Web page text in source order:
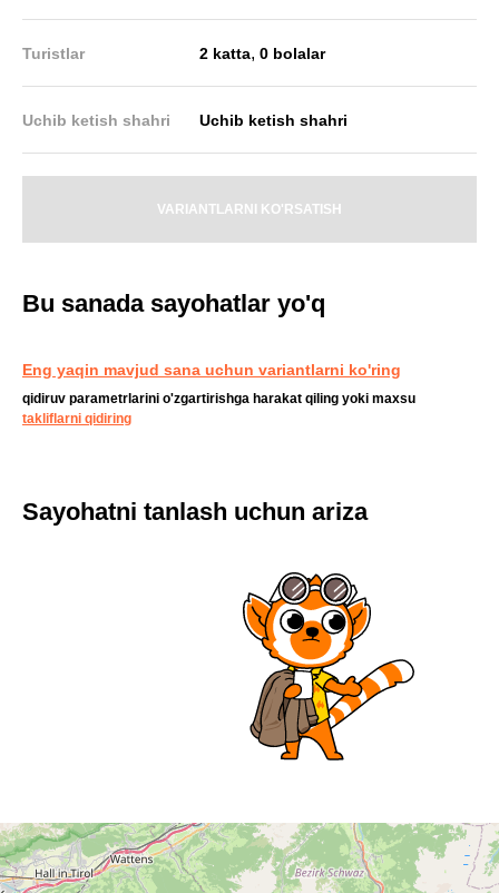
Turistlar 2 katta,0 bolalar
Uchib ketish shahri Uchib ketish shahri
VARIANTLARNI KO'RSATISH
Bu sanada sayohatlar yo'q
Eng yaqin mavjud sana uchun variantlarni ko'ring
qidiruv parametrlarini o'zgartirishga harakat qiling yoki maxsu
takliflarni qidiring
Sayohatni tanlash uchun ariza